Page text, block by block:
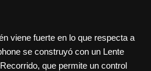
viene fuerte en lo que respecta a
se construyó con un Lente
que permite un control